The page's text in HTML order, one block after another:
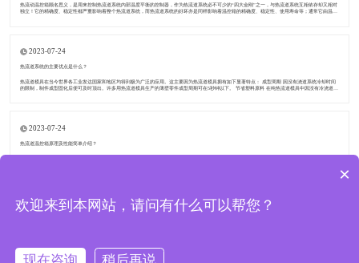
热流动温控箱顾名思义，是用来控制热流道系统内部温度平衡的控制器，作为热流道系统必不可少的“四大金刚”之一，与热流道系统互相依存却又相对
独立！它的精确度、稳定性都严重影响着整个热流道系统，而热流道系统的好坏亦是同样影响着温控箱的精确度、稳定性、使用寿命等；通常它由温控
2023-07-24
热流道系统的主要优点是什么？
热流道模具在当今世界各工业发达国家和地区均得到极为广泛的应用。这主要因为热流道模具拥有如下显著特点： 成型周期 因没有浇道系统冷却时间
的限制，制件成型固化后便可及时顶出。许多用热流道模具生产的薄壁零件成型周期可在5秒钟以下。 节省塑料原料 在纯热流道模具中因没有冷浇道，
2023-07-24
热流道温控箱原理及性能简单介绍？
×
欢迎来到本网站，请问有什么可以帮您？
现在咨询 稍后再说